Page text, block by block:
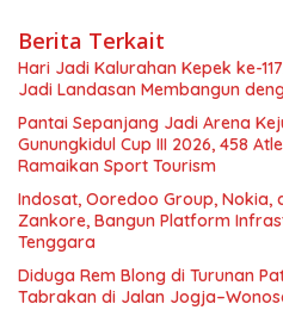
Berita Terkait
Hari Jadi Kalurahan Kepek ke-
Jadi Landasan Membangun
Pantai Sepanjang Jadi Arena
Gunungkidul Cup III 2026, 458
Ramaikan Sport Tourism
Indosat, Ooredoo Group, Nokia,
Zankore, Bangun Platform
Tenggara
Diduga Rem Blong di Turunan
Tabrakan di Jalan